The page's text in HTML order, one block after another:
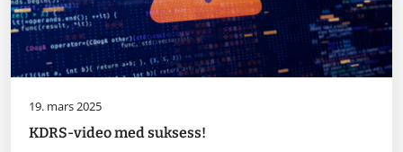
19. mars 2025
KDRS-video med suksess!